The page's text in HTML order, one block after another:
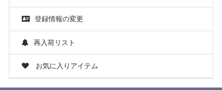
登録情報の変更
再入荷リスト
お気に入りアイテム